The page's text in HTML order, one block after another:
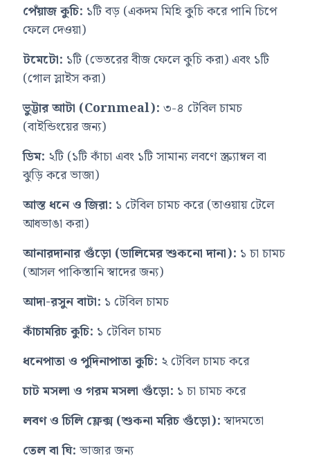
পেঁয়াজ কুচি: ১টি বড় (একদম মিহি কুচি করে পানি চিপে
ফেলে দেওয়া)
টমেটো: ১টি (ভেতরের বীজ ফেলে কুচি করা) এবং ১টি
(গোল স্লাইস করা)
ভুট্টার আটা (Cornmeal): ৩-৪ টেবিল চামচ
(বাইন্ডিংয়ের জন্য)
ডিম: ২টি (১টি কাঁচা এবং ১টি সামান্য লবণে স্ক্র্যাম্বল বা
ঝুড়ি করে ভাজা)
আস্ত ধনে ও জিরা: ১ টেবিল চামচ করে (তাওয়ায় টেলে
আধভাঙা করা)
আনারদানার গুঁড়ো (ডালিমের শুকনো দানা): ১ চা চামচ
(আসল পাকিস্তানি স্বাদের জন্য)
আদা-রসুন বাটা: ১ টেবিল চামচ
কাঁচামরিচ কুচি: ১ টেবিল চামচ
ধনেপাতা ও পুদিনাপাতা কুচি: ২ টেবিল চামচ করে
চাট মসলা ও গরম মসলা গুঁড়ো: ১ চা চামচ করে
লবণ ও চিলি ফ্লেক্স (শুকনা মরিচ গুঁড়ো):স্বাদমতো
তেল বা ঘি: ভাজার জন্য